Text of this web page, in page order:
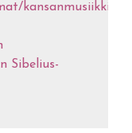
kansanmusiikkia-
Sibelius-